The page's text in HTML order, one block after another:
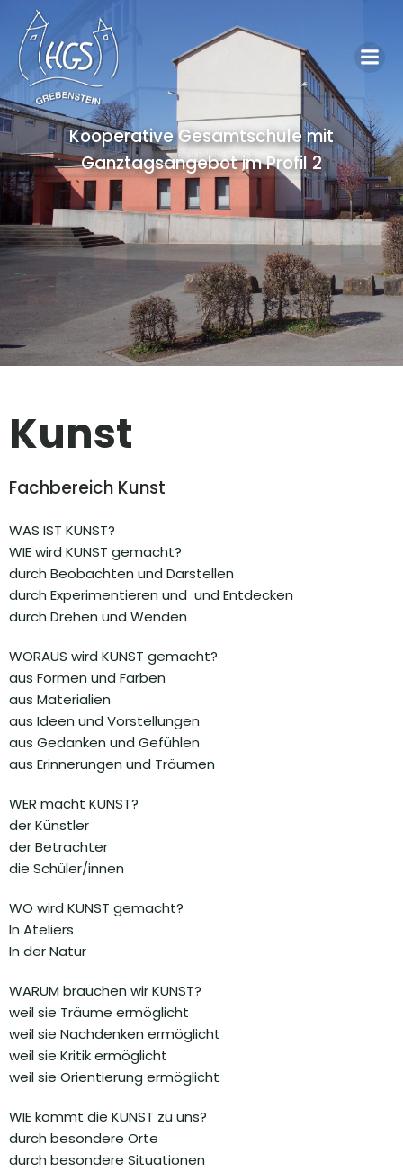
Kooperative Gesamtschule mit
Ganztagsangebot im Profil 2
Kunst
Fachbereich Kunst
WAS IST KUNST?
WIE wird KUNST gemacht?
durch Beobachten und Darstellen
durch Experimentieren und und Entdecken
durch Drehen und Wenden
WORAUS wird KUNST gemacht?
aus Formen und Farben
aus Materialien
aus Ideen und Vorstellungen
aus Gedanken und Gefühlen
aus Erinnerungen und Träumen
WER macht KUNST?
der Künstler
der Betrachter
die Schüler/innen
WO wird KUNST gemacht?
In Ateliers
In der Natur
WARUM brauchen wir KUNST?
weil sie Träume ermöglicht
weil sie Nachdenken ermöglicht
weil sie Kritik ermöglicht
weil sie Orientierung ermöglicht
WIE kommt die KUNST zu uns?
durch besondere Orte
durch besondere Situationen